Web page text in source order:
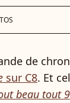
de
sur C8. Et
beau tout 9